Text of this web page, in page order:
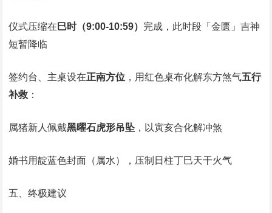
仪式压缩在‌ 巳时（9:00-10:59） ‌完成，此时段「金匮」吉神
短暂降临
签约台、主桌设在‌正南方位 ‌，用红色桌布化解东方煞气‌五行
补救 ‌：
属猪新人佩戴‌黑曜石虎形吊坠 ‌，以寅亥合化解冲煞
婚书用靛蓝色封面（属水），压制日柱丁巳天干火气
五、终极建议